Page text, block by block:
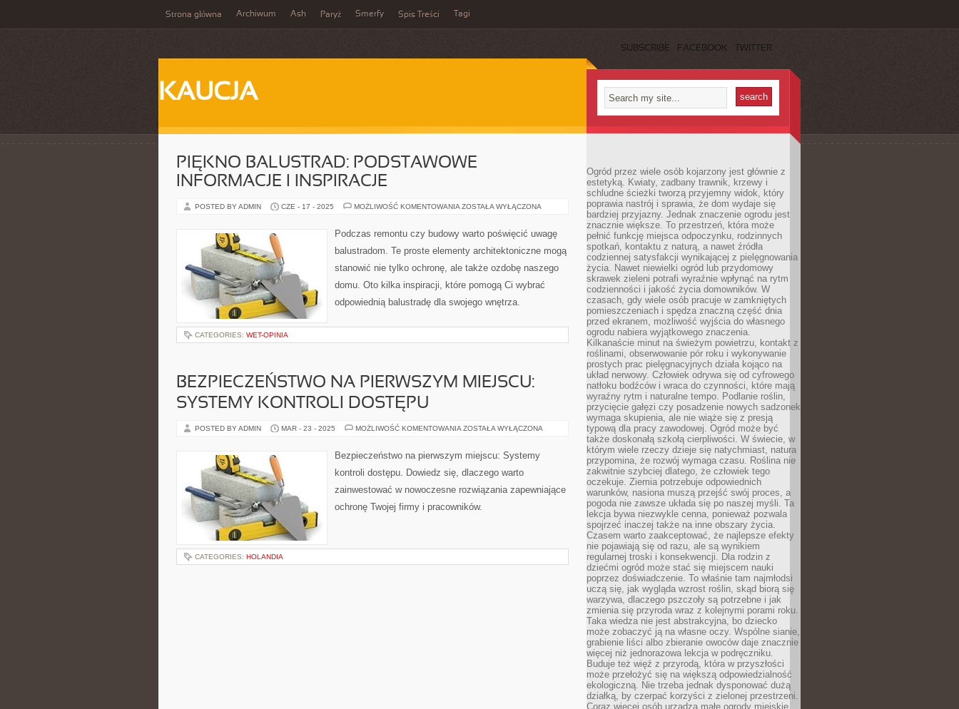
Strona główna Archiwum Ash Paryż Smerfy Spis Treści Tagi
SUBSCRIBE FACEBOOK TWITTER
KAUCJA
PIĘKNO BALUSTRAD: PODSTAWOWE
INFORMACJE I INSPIRACJE
POSTED BY ADMIN CZE - 17 - 2025 MOŻLIWOŚĆ KOMENTOWANIA PIĘKNO
INFORMACJE
ZOSTAŁA WYŁĄCZONA
Podczas remontu czy budowy warto poświęcić uwagę
balustradom. Te proste elementy architektoniczne mogą
stanowić nie tylko ochronę, ale także ozdobę naszego
domu. Oto kilka inspiracji, które pomogą Ci wybrać
odpowiednią balustradę dla swojego wnętrza.
CATEGORIES: WET-OPINIA
BEZPIECZEŃSTWO NA PIERWSZYM MIEJSCU:
SYSTEMY KONTROLI DOSTĘPU
POSTED BY ADMIN MAR - 23 - 2025 MOŻLIWOŚĆ KOMENTOWANIA BEZPIECZEŃSTWO
MIEJSCU:
SYSTEMY
DOSTĘPU
ZOSTAŁA WYŁĄCZONA
Bezpieczeństwo na pierwszym miejscu: Systemy
kontroli dostępu. Dowiedz się, dlaczego warto
zainwestować w nowoczesne rozwiązania zapewniające
ochronę Twojej firmy i pracowników.
CATEGORIES: HOLANDIA
Ogród przez wiele osób kojarzony jest głównie z
estetyką. Kwiaty, zadbany trawnik, krzewy i
schludne ścieżki tworzą przyjemny widok, który
poprawia nastrój i sprawia, że dom wydaje się
bardziej przyjazny. Jednak znaczenie ogrodu jest
znacznie większe. To przestrzeń, która może
pełnić funkcję miejsca odpoczynku, rodzinnych
spotkań, kontaktu z naturą, a nawet źródła
codziennej satysfakcji wynikającej z pielęgnowania
życia. Nawet niewielki ogród lub przydomowy
skrawek zieleni potrafi wyraźnie wpłynąć na rytm
codzienności i jakość życia domowników. W
czasach, gdy wiele osób pracuje w zamkniętych
pomieszczeniach i spędza znaczną część dnia
przed ekranem, możliwość wyjścia do własnego
ogrodu nabiera wyjątkowego znaczenia.
Kilkanaście minut na świeżym powietrzu, kontakt z
roślinami, obserwowanie pór roku i wykonywanie
prostych prac pielęgnacyjnych działa kojąco na
układ nerwowy. Człowiek odrywa się od cyfrowego
natłoku bodźców i wraca do czynności, które mają
wyraźny rytm i naturalne tempo. Podlanie roślin,
przycięcie gałęzi czy posadzenie nowych sadzonek
wymaga skupienia, ale nie wiąże się z presją
typową dla pracy zawodowej. Ogród może być
także doskonałą szkołą cierpliwości. W świecie, w
którym wiele rzeczy dzieje się natychmiast, natura
przypomina, że rozwój wymaga czasu. Roślina nie
zakwitnie szybciej dlatego, że człowiek tego
oczekuje. Ziemia potrzebuje odpowiednich
warunków, nasiona muszą przejść swój proces, a
pogoda nie zawsze układa się po naszej myśli. Ta
lekcja bywa niezwykle cenna, ponieważ pozwala
spojrzeć inaczej także na inne obszary życia.
Czasem warto zaakceptować, że najlepsze efekty
nie pojawiają się od razu, ale są wynikiem
regularnej troski i konsekwencji. Dla rodzin z
dziećmi ogród może stać się miejscem nauki
poprzez doświadczenie. To właśnie tam najmłodsi
uczą się, jak wygląda wzrost roślin, skąd biorą się
warzywa, dlaczego pszczoły są potrzebne i jak
zmienia się przyroda wraz z kolejnymi porami roku.
Taka wiedza nie jest abstrakcyjna, bo dziecko
może zobaczyć ją na własne oczy. Wspólne sianie,
grabienie liści albo zbieranie owoców daje znacznie
więcej niż jednorazowa lekcja w podręczniku.
Buduje też więź z przyrodą, która w przyszłości
może przełożyć się na większą odpowiedzialność
ekologiczną. Nie trzeba jednak dysponować dużą
działką, by czerpać korzyści z zielonej przestrzeni.
Coraz więcej osób urządza małe ogrody miejskie,